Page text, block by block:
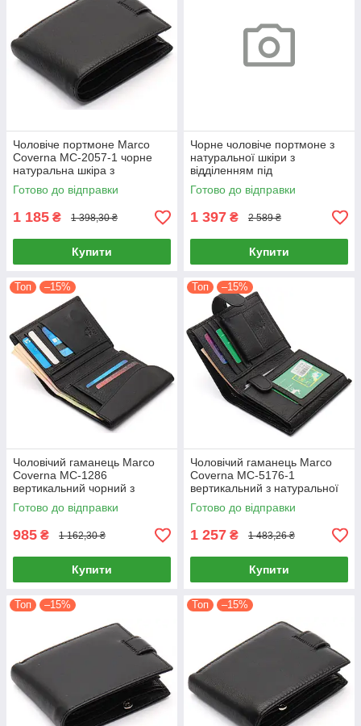
Чоловіче портмоне Marco
Coverna MC-2057-1 чорне
натуральна шкіра з
візитницею для купюр
Готово до відправки
1 185 ₴ 1 398,30 ₴
Купити
Чорне чоловіче портмоне з
натуральної шкіри з
відділенням під
автодокументи Marco
Coverna MC-2090H-1
Готово до відправки
1 397 ₴ 2 589 ₴
Купити
Топ –15%
Чоловічий гаманець Marco
Coverna MC-1286
вертикальний чорний з
натуральної шкіри на магніті
Готово до відправки
985 ₴ 1 162,30 ₴
Купити
Топ –15%
Чоловічий гаманець Marco
Coverna MC-5176-1
вертикальний з натуральної
шкіри для документів і карток
Готово до відправки
1 257 ₴ 1 483,26 ₴
Купити
Топ –15% Топ –15%